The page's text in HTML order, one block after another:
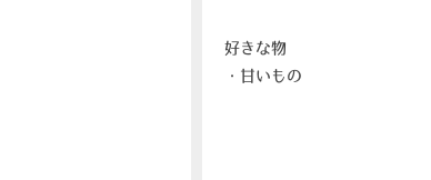
好きな物
・甘いもの